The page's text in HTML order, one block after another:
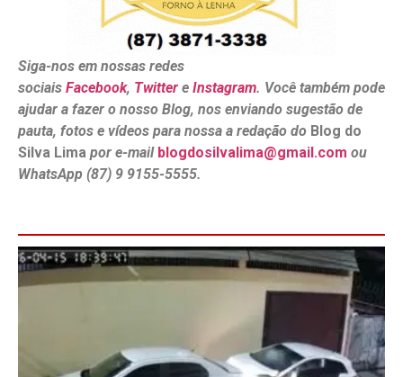
Siga-nos em nossas redes
sociais Facebook, Twitter e Instagram. Você também pode
ajudar a fazer o nosso Blog, nos enviando sugestão de
pauta, fotos e vídeos para nossa a redação do Blog do
Silva Lima por e-mail blogdosilvalima@gmail.com ou
WhatsApp (87) 9 9155-5555.